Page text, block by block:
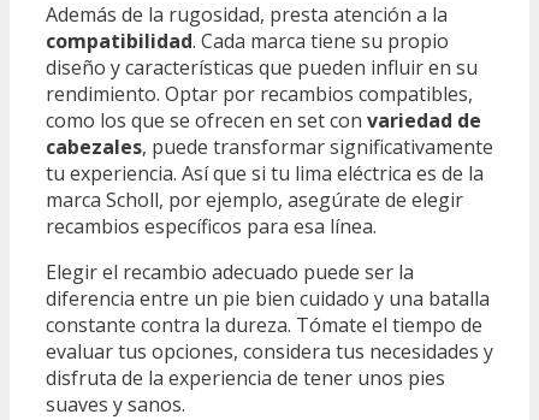
Además de la rugosidad, presta atención a la
compatibilidad. Cada marca tiene su propio
diseño y características que pueden influir en su
rendimiento. Optar por recambios compatibles,
como los que se ofrecen en set con variedad de
cabezales, puede transformar significativamente
tu experiencia. Así que si tu lima eléctrica es de la
marca Scholl, por ejemplo, asegúrate de elegir
recambios específicos para esa línea.
Elegir el recambio adecuado puede ser la
diferencia entre un pie bien cuidado y una batalla
constante contra la dureza. Tómate el tiempo de
evaluar tus opciones, considera tus necesidades y
disfruta de la experiencia de tener unos pies
suaves y sanos.